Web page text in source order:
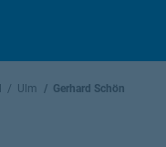
Ulm Gerhard Schön